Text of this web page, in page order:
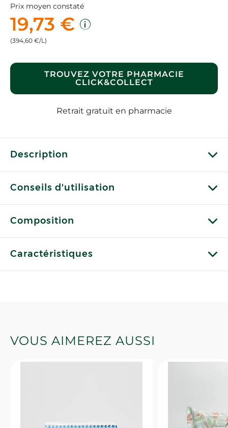
Prix moyen constaté
19,73 €
(394,60 €/L)
TROUVEZ VOTRE PHARMACIE
CLICK&COLLECT
Retrait gratuit en pharmacie
Description
Conseils d'utilisation
Composition
Caractéristiques
VOUS AIMEREZ AUSSI